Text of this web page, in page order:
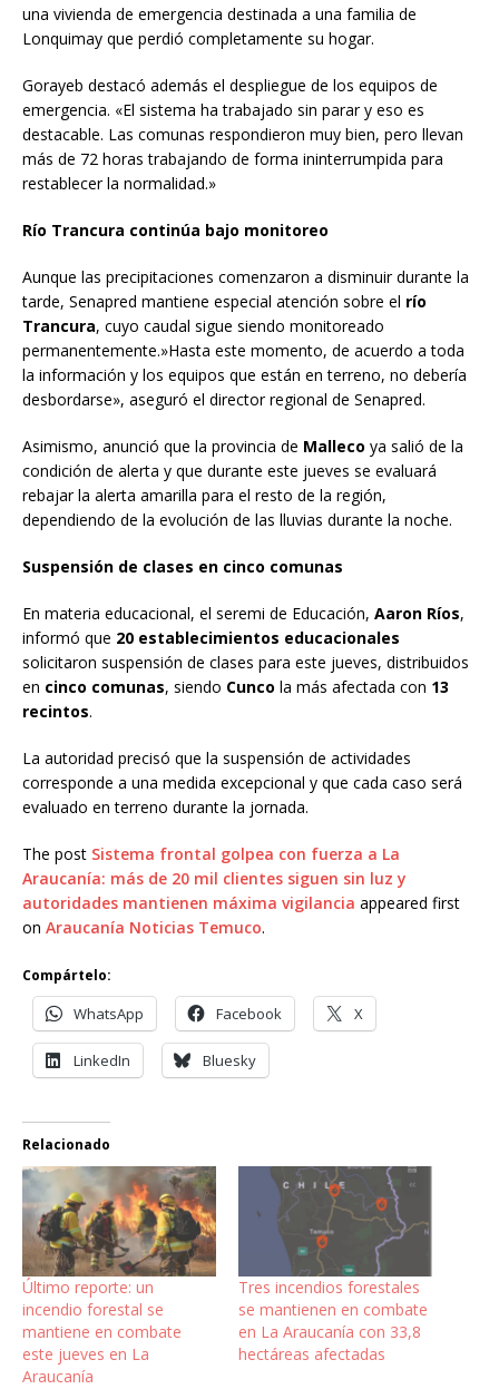
una vivienda de emergencia destinada a una familia de
Lonquimay que perdió completamente su hogar.
Gorayeb destacó además el despliegue de los equipos de
emergencia. «El sistema ha trabajado sin parar y eso es
destacable. Las comunas respondieron muy bien, pero llevan
más de 72 horas trabajando de forma ininterrumpida para
restablecer la normalidad.»
Río Trancura continúa bajo monitoreo
Aunque las precipitaciones comenzaron a disminuir durante la
tarde, Senapred mantiene especial atención sobre el río
Trancura, cuyo caudal sigue siendo monitoreado
permanentemente.»Hasta este momento, de acuerdo a toda
la información y los equipos que están en terreno, no debería
desbordarse», aseguró el director regional de Senapred.
Asimismo, anunció que la provincia de Malleco ya salió de la
condición de alerta y que durante este jueves se evaluará
rebajar la alerta amarilla para el resto de la región,
dependiendo de la evolución de las lluvias durante la noche.
Suspensión de clases en cinco comunas
En materia educacional, el seremi de Educación, Aaron Ríos,
informó que 20 establecimientos educacionales
solicitaron suspensión de clases para este jueves, distribuidos
en cinco comunas, siendo Cunco la más afectada con 13
recintos.
La autoridad precisó que la suspensión de actividades
corresponde a una medida excepcional y que cada caso será
evaluado en terreno durante la jornada.
The post Sistema frontal golpea con fuerza a La
Araucanía: más de 20 mil clientes siguen sin luz y
autoridades mantienen máxima vigilancia appeared first
on Araucanía Noticias Temuco.
Compártelo:
WhatsApp Facebook X
LinkedIn Bluesky
Relacionado
Último reporte: un
incendio forestal se
mantiene en combate
este jueves en La
Araucanía
Tres incendios forestales
se mantienen en combate
en La Araucanía con 33,8
hectáreas afectadas